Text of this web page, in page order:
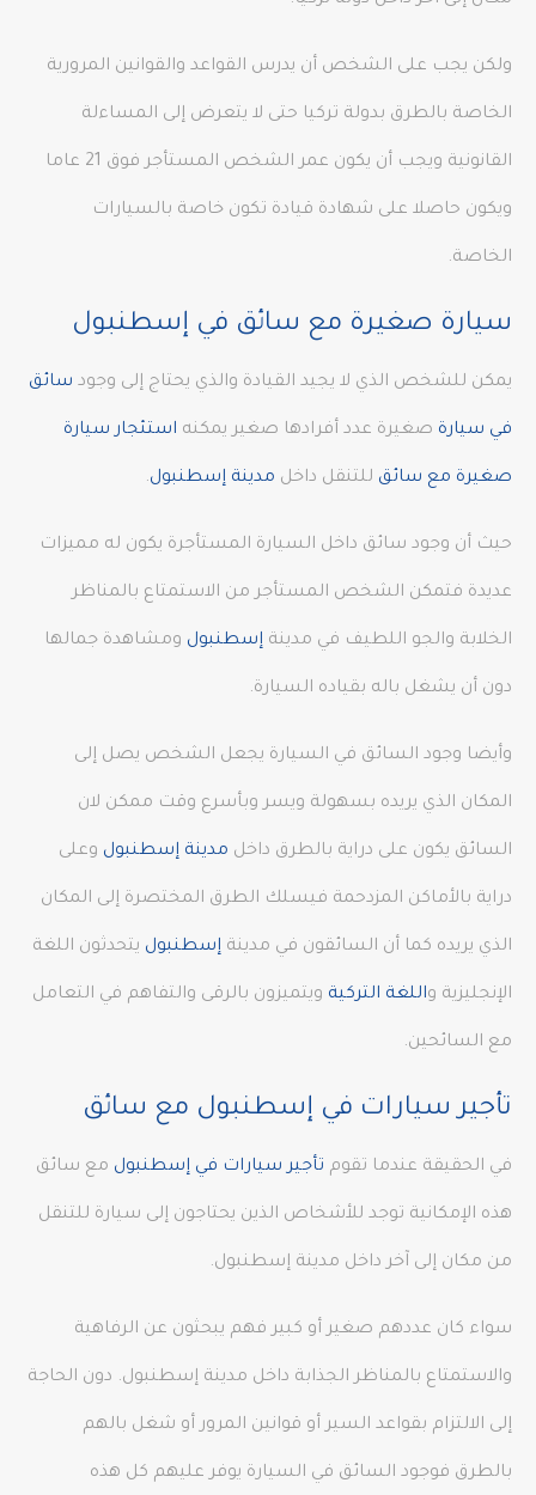
ولكن يجب على الشخص أن يدرس القواعد والقوانين المرورية
الخاصة بالطرق بدولة تركيا حتى لا يتعرض إلى المساءلة
القانونية ويجب أن يكون عمر الشخص المستأجر فوق 21 عاما
ويكون حاصلا على شهادة قيادة تكون خاصة بالسيارات
الخاصة.
سيارة صغيرة مع سائق في إسطنبول
يمكن للشخص الذي لا يجيد القيادة والذي يحتاج إلى وجود سائق
في سيارة صغيرة عدد أفرادها صغير يمكنه استئجار سيارة
صغيرة مع سائق للتنقل داخل مدينة إسطنبول.
حيث أن وجود سائق داخل السيارة المستأجرة يكون له مميزات
عديدة فتمكن الشخص المستأجر من الاستمتاع بالمناظر
الخلابة والجو اللطيف في مدينة إسطنبول ومشاهدة جمالها
دون أن يشغل باله بقياده السيارة.
وأيضا وجود السائق في السيارة يجعل الشخص يصل إلى
المكان الذي يريده بسهولة ويسر وبأسرع وقت ممكن لان
السائق يكون على دراية بالطرق داخل مدينة إسطنبول وعلى
دراية بالأماكن المزدحمة فيسلك الطرق المختصرة إلى المكان
الذي يريده كما أن السائقون في مدينة إسطنبول يتحدثون اللغة
الإنجليزية واللغة التركية ويتميزون بالرقى والتفاهم في التعامل
مع السائحين.
تأجير سيارات في إسطنبول مع سائق
في الحقيقة عندما تقوم تأجير سيارات في إسطنبول مع سائق
هذه الإمكانية توجد للأشخاص الذين يحتاجون إلى سيارة للتنقل
من مكان إلى آخر داخل مدينة إسطنبول.
سواء كان عددهم صغير أو كبير فهم يبحثون عن الرفاهية
والاستمتاع بالمناظر الجذابة داخل مدينة إسطنبول. دون الحاجة
إلى الالتزام بقواعد السير أو قوانين المرور أو شغل بالهم
بالطرق فوجود السائق في السيارة يوفر عليهم كل هذه